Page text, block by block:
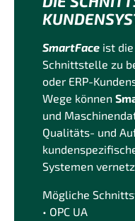
SmartFace ist
Schnittstelle zu
oder ERP-
Wege können
und
Qualitäts- und
Systemen
Mögliche
• OPC UA